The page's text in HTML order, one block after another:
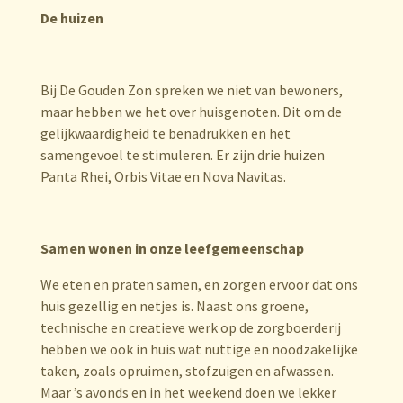
De huizen
Bij De Gouden Zon spreken we niet van bewoners,
maar hebben we het over huisgenoten. Dit om de
gelijkwaardigheid te benadrukken en het
samengevoel te stimuleren. Er zijn drie huizen
Panta Rhei, Orbis Vitae en Nova Navitas.
Samen wonen in onze leefgemeenschap
We eten en praten samen, en zorgen ervoor dat ons
huis gezellig en netjes is. Naast ons groene,
technische en creatieve werk op de zorgboerderij
hebben we ook in huis wat nuttige en noodzakelijke
taken, zoals opruimen, stofzuigen en afwassen.
Maar ’s avonds en in het weekend doen we lekker